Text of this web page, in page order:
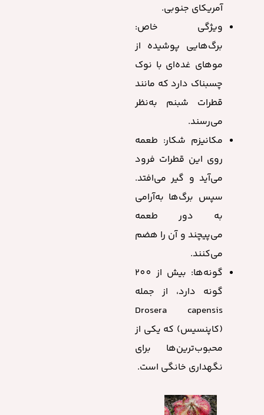
آمریکای جنوبی.
ویژگی خاص:
برگ‌هایی پوشیده از
موهای غده‌ای با نوک
چسبناک دارد که مانند
قطرات شبنم به‌نظر
می‌رسند.
مکانیزم شکار: طعمه
روی این قطرات فرود
می‌آید و گیر می‌افتد.
سپس برگ‌ها به‌آرامی
به دور طعمه
می‌پیچند و آن را هضم
می‌کنند.
گونه‌ها: بیش از 200
گونه دارد، از جمله
Drosera capensis
(کاپنسیس) که یکی از
محبوب‌ترین‌ها برای
نگهداری خانگی است.